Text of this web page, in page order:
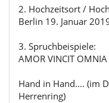
2. Hochzeitsort /
Berlin 19. Januar
3. Spruchbeispiele:
AMOR VINCIT OMNIA
Hand in Hand.... (im
Herrenring)